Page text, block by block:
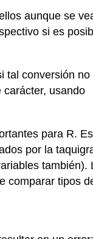
aunque se
si es
tal conversión
carácter, usando
para R.
por la
comparar tipos